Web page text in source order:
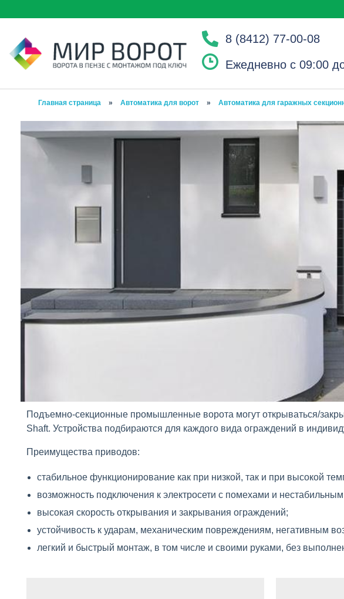
8 (8412) 77-00-08
Ежедневно с 09:00
Главная страница » Автоматика для ворот » Автоматика для гаражных
Подъемно-секционные промышленные ворота могут открываться/
Shaft. Устройства подбираются для каждого вида ограждений в
Преимущества приводов:
стабильное функционирование как при низкой, так и при высокой
возможность подключения к электросети с помехами и
высокая скорость открывания и закрывания ограждений;
устойчивость к ударам, механическим повреждениям, негативным
легкий и быстрый монтаж, в том числе и своими руками, без